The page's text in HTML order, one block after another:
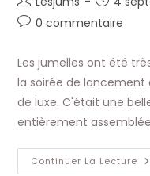
de
publiée :
Commentaires
la
publication :
0 commentaire
Les jumelles ont été
la soirée de lancement
de luxe. C'était une
entièrement
Continuer La Lecture